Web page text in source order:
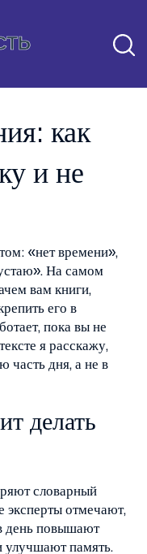
как
и не
«нет времени»,
На самом
вам книги,
его в
пока вы не
я расскажу,
часть дня, а не в
делать
словарный
эксперты отмечают,
день повышают
улучшают память.